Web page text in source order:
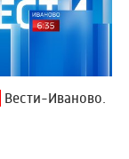
Вести-Иваново.